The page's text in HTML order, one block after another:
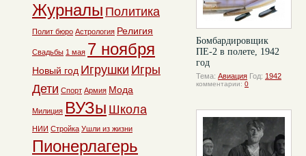
Бомбардировщик
ПЕ-2 в полете, 1942
год
Тема: Авиация Год: 1942
комментарии: 0
Журналы Политика
Полит бюро Астрология Религия
Свадьбы 1 мая 7 ноября
Новый год Игрушки Игры
Дети Спорт Армия Мода
Милиция ВУЗы Школа
НИИ Стройка Ушли из жизни
Пионерлагерь